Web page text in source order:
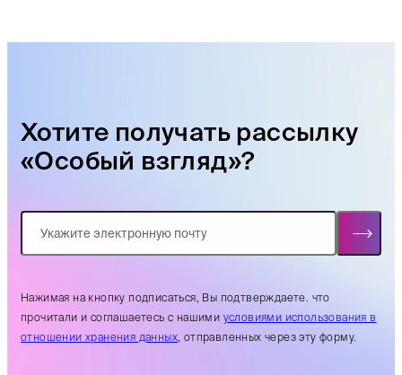
Хотите получать рассылку
«Особый взгляд»?
Нажимая на кнопку подписаться, Вы подтверждаете. что
прочитали и соглашаетесь с нашими условиями использования в
отношении хранения данных, отправленных через эту форму.